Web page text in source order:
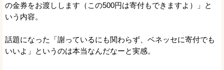
の金券をお渡しします（この500円は寄付もできますよ）」と
いう内容。
話題になった「謝っているにも関わらず、ベネッセに寄付でも
いいよ」というのは本当なんだなーと実感。